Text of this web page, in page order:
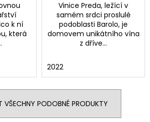
k ní
která
Vinice Preda, ležící v
samém srdci proslulé
podoblasti Barolo, je
domovem unikátního vína
z dříve...
2022
VŠECHNY PODOBNÉ PRODUKTY